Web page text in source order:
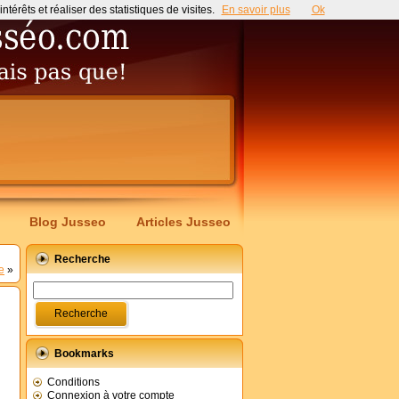
Blog Jusseo Articles Jusseo
»
Recherche
Bookmarks
Conditions
Connexion à votre compte
et réaliser des statistiques de visites. En savoir plus Ok